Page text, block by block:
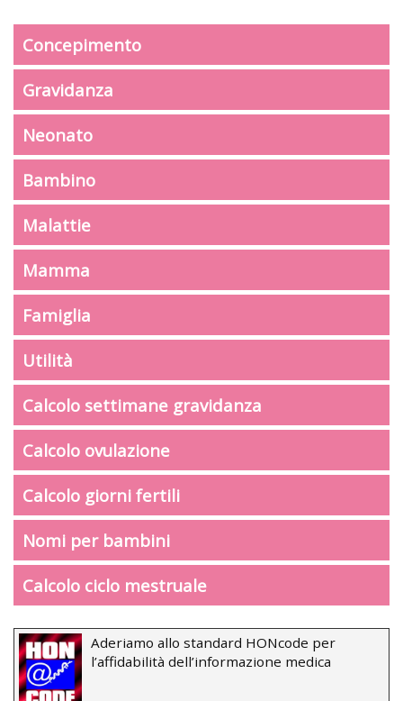
Concepimento
Gravidanza
Neonato
Bambino
Malattie
Mamma
Famiglia
Utilità
Calcolo settimane gravidanza
Calcolo ovulazione
Calcolo giorni fertili
Nomi per bambini
Calcolo ciclo mestruale
Aderiamo allo standard HONcode per
l’affidabilità dell’informazione medica